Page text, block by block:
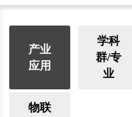
产业
应用
学科
群/专
业
物联